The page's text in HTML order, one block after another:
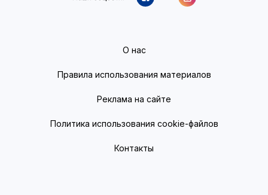
О нас
Правила использования материалов
Реклама на сайте
Политика использования cookie-файлов
Контакты